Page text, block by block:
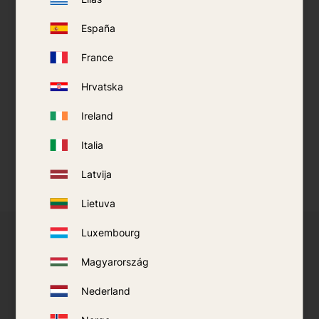
España
France
Hrvatska
Ireland
Italia
Latvija
Lietuva
Luxembourg
Magyarország
Nederland
Vai jūs vēlētos kļūt par izvēlētu produktu
Mēs piedāvājam mazākiem tālākpārdevējiem piekļuvi
Predator, SkeeterVac un AMT produktiem. Pārdošana